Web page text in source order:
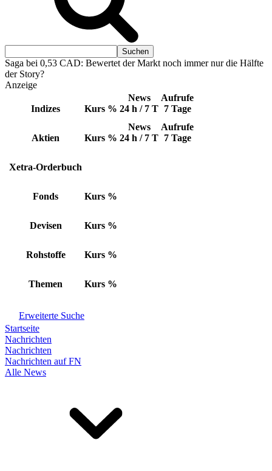
Saga bei 0,53 CAD: Bewertet der Markt noch immer nur die Hälfte
der Story?
Anzeige
Indizes Kurs %
News
24 h / 7 T
Aufrufe
7 Tage
Aktien Kurs %
News
24 h / 7 T
Aufrufe
7 Tage
Xetra-Orderbuch
Fonds Kurs %
Devisen Kurs %
Rohstoffe Kurs %
Themen Kurs %
Erweiterte Suche
Startseite
Nachrichten
Nachrichten
Nachrichten auf FN
Alle News